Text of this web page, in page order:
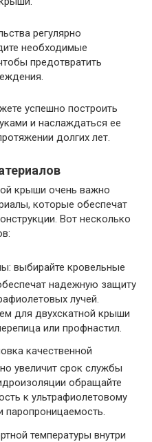
регулярно
необходимые
предотвратить
успешно построить
и наслаждаться ее
долгих лет.
крыши очень важно
которые обеспечат
Вот несколько
выбирайте кровельные
надежную защиту
лучей.
для двухскатной крыши
или профнастил.
качественной
увеличит срок службы
обращайте
к ультрафиолетовому
паропроницаемость.
температуры внутри